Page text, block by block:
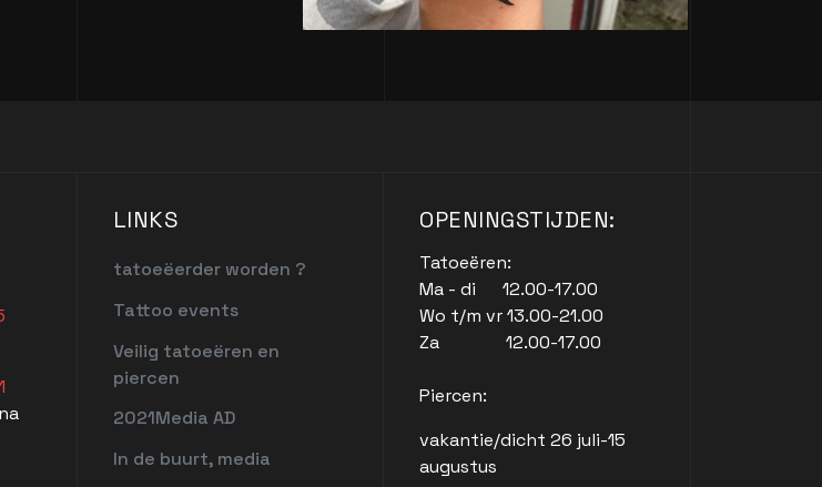
LINKS
tatoeëerder worden ?
Tattoo events
Veilig tatoeëren en
piercen
2021Media AD
In de buurt, media
OPENINGSTIJDEN:
Tatoeëren:
Ma - di 12.00-17.00
Wo t/m vr 13.00-21.00
Za 12.00-17.00
Piercen:
vakantie/dicht 26 juli-15
augustus